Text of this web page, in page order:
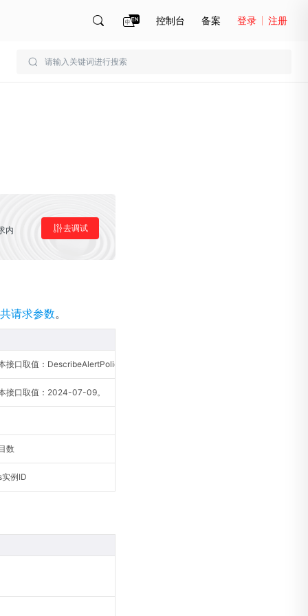
控制台 备案 登录 注册
内 去调试
请求参数。
接口取值：DescribeAlertPolicy。
接口取值：2024-07-09。
数
例ID